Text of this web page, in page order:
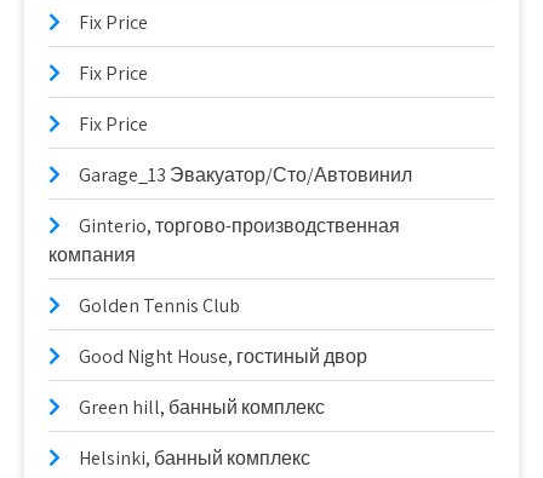
Fix Price
Fix Price
Fix Price
Garage_13 Эвакуатор/Сто/Автовинил
Ginterio, торгово-производственная
компания
Golden Tennis Club
Good Night House, гостиный двор
Green hill, банный комплекс
Helsinki, банный комплекс